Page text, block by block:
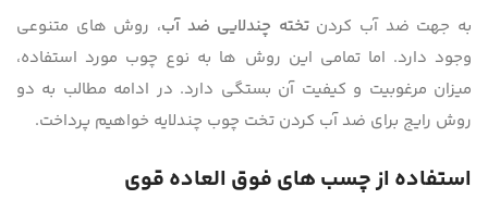
به جهت ضد آب کردنتخته چندلایی ضد آب، روش های متنوعی
وجود دارد. اما تمامی این روش ها به نوع چوب مورد استفاده،
میزان مرغوبیت و کیفیت آن بستگی دارد. در ادامه مطالب به دو
روش رایج برای ضد آب کردن تخت چوب چندلایه خواهیم پرداخت.
استفاده از چسب های فوق العاده قوی